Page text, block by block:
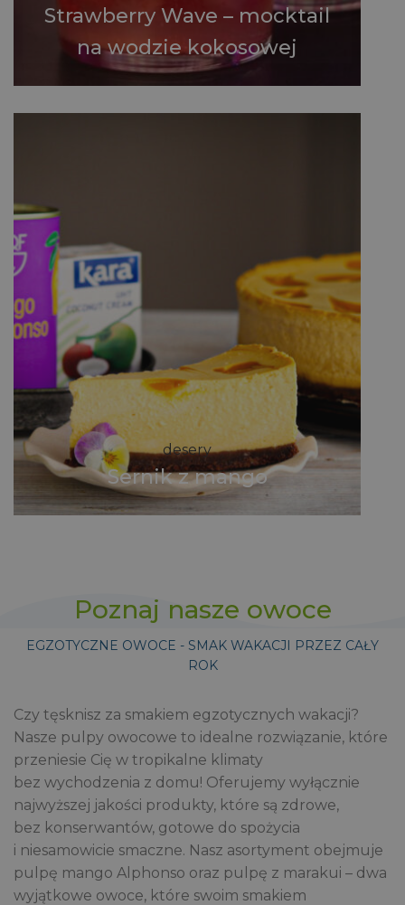
Strawberry Wave – mocktail
na wodzie kokosowej
desery
Sernik z mango
Poznaj nasze owoce
EGZOTYCZNE OWOCE - SMAK WAKACJI PRZEZ CAŁY
ROK
Czy tęsknisz za smakiem egzotycznych wakacji?
Nasze pulpy owocowe to idealne rozwiązanie, które
przeniesie Cię w tropikalne klimaty
bez wychodzenia z domu! Oferujemy wyłącznie
najwyższej jakości produkty, które są zdrowe,
bez konserwantów, gotowe do spożycia
i niesamowicie smaczne. Nasz asortyment obejmuje
pulpę mango Alphonso oraz pulpę z marakui – dwa
wyjątkowe owoce, które swoim smakiem